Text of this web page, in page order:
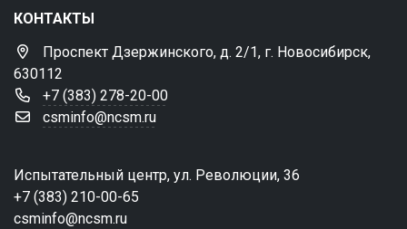
КОНТАКТЫ
Проспект Дзержинского, д. 2/1, г. Новосибирск,
630112
+7 (383) 278-20-00
csminfo@ncsm.ru
Испытательный центр, ул. Революции, 36
+7 (383) 210-00-65
csminfo@ncsm.ru